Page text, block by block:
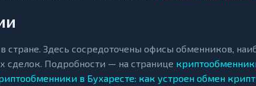
Здесь сосредоточены офисы обменников,
сделок. Подробности — на странице
в Бухаресте: как устроен обмен